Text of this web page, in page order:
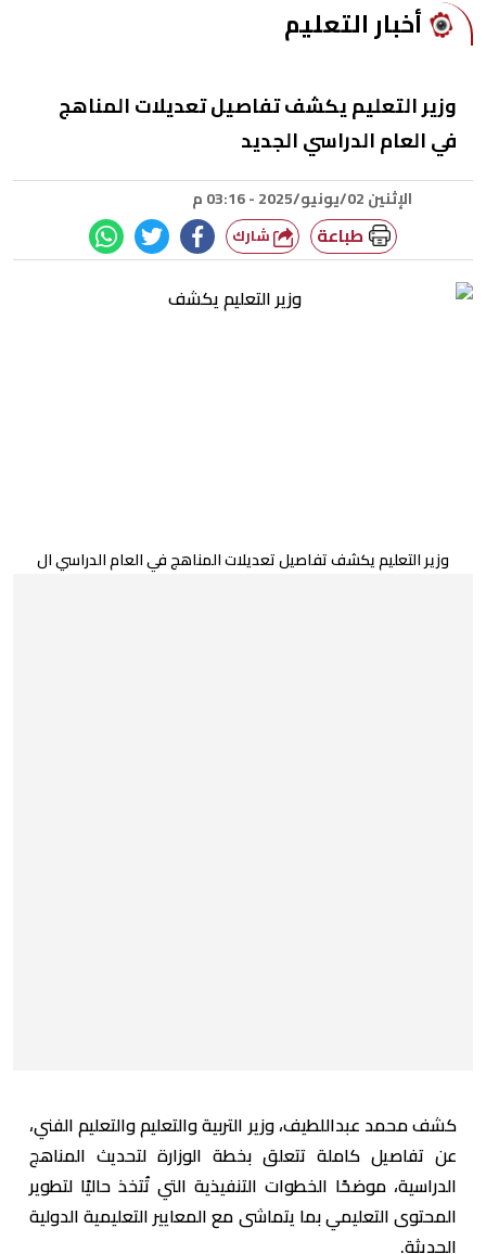
أخبار التعليم
وزير التعليم يكشف تفاصيل تعديلات المناهج
في العام الدراسي الجديد
الإثنين 02/يونيو/2025 - 03:16 م
طباعة
وزير التعليم يكشف تفاصيل تعديلات المناهج في العام الدراسي ال
كشف محمد عبداللطيف، وزير التربية والتعليم والتعليم الفني،
عن تفاصيل كاملة تتعلق بخطة الوزارة لتحديث المناهج
الدراسية، موضحًا الخطوات التنفيذية التي تُتخذ حاليًا لتطوير
المحتوى التعليمي بما يتماشى مع المعايير التعليمية الدولية
الحديثة.